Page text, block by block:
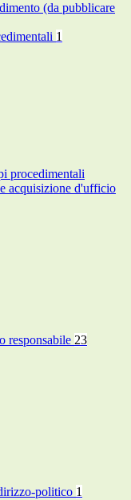
(da pubblicare
1
procedimentali
acquisizione d'ufficio
responsabile 23
politico 1